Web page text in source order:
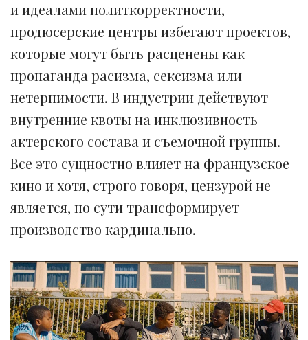
и идеалами политкорректности,
продюсерские центры избегают проектов,
которые могут быть расценены как
пропаганда расизма, сексизма или
нетерпимости. В индустрии действуют
внутренние квоты на инклюзивность
актерского состава и съемочной группы.
Все это сущностно влияет на французское
кино и хотя, строго говоря, цензурой не
является, по сути трансформирует
производство кардинально.